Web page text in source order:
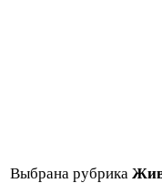
Выбрана рубрика